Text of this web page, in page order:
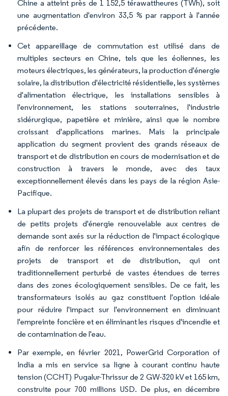
Chine a atteint près de 1 152,5 térawattheures (TWh), soit
une augmentation d'environ 33,5 % par rapport à l'année
précédente.
Cet appareillage de commutation est utilisé dans de
multiples secteurs en Chine, tels que les éoliennes, les
moteurs électriques, les générateurs, la production d'énergie
solaire, la distribution d'électricité résidentielle, les systèmes
d'alimentation électrique, les installations sensibles à
l'environnement, les stations souterraines, l'industrie
sidérurgique, papetière et minière, ainsi que le nombre
croissant d'applications marines. Mais la principale
application du segment provient des grands réseaux de
transport et de distribution en cours de modernisation et de
construction à travers le monde, avec des taux
exceptionnellement élevés dans les pays de la région Asie-
Pacifique.
La plupart des projets de transport et de distribution reliant
de petits projets d'énergie renouvelable aux centres de
demande sont axés sur la réduction de l'impact écologique
afin de renforcer les références environnementales des
projets de transport et de distribution, qui ont
traditionnellement perturbé de vastes étendues de terres
dans des zones écologiquement sensibles. De ce fait, les
transformateurs isolés au gaz constituent l'option idéale
pour réduire l'impact sur l'environnement en diminuant
l'empreinte foncière et en éliminant les risques d'incendie et
de contamination de l'eau.
Par exemple, en février 2021, PowerGrid Corporation of
India a mis en service sa ligne à courant continu haute
tension (CCHT) Pugalur-Thrissur de 2 GW-320 kV et 165 km,
construite pour 700 millions USD. De plus, en décembre